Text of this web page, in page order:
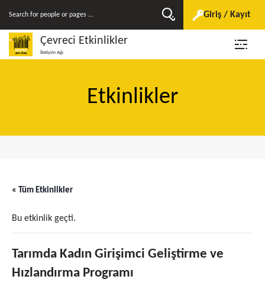
Giriş / Kayıt
Çevreci Etkinlikler
İletişim Ağı
Etkinlikler
« Tüm Etkinlikler
Bu etkinlik geçti.
Tarımda Kadın Girişimci Geliştirme ve
Hızlandırma Programı